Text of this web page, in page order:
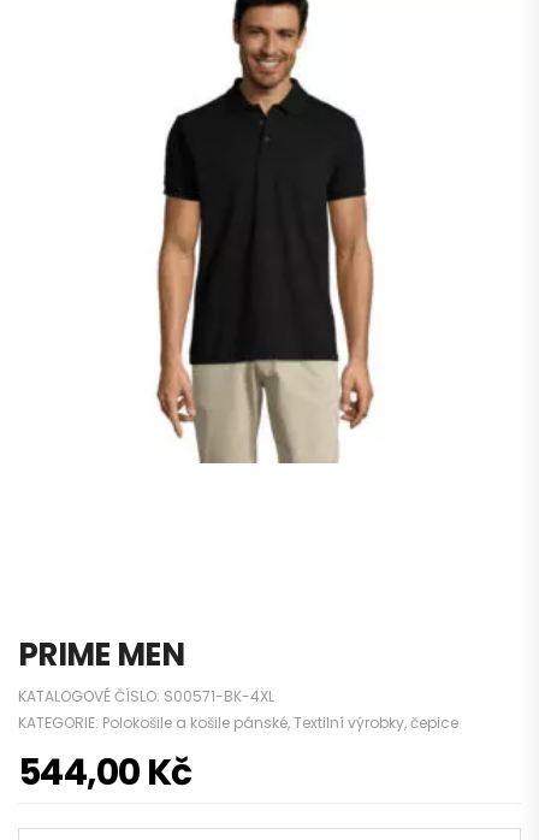
PRIME MEN
KATALOGOVÉ ČÍSLO: S00571-BK-4XL
KATEGORIE: Polokošile a košile pánské,Textilní výrobky, čepice
544,00Kč